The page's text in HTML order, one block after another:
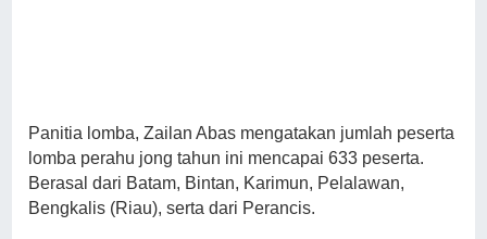
Panitia lomba, Zailan Abas mengatakan jumlah peserta
lomba perahu jong tahun ini mencapai 633 peserta.
Berasal dari Batam, Bintan, Karimun, Pelalawan,
Bengkalis (Riau), serta dari Perancis.